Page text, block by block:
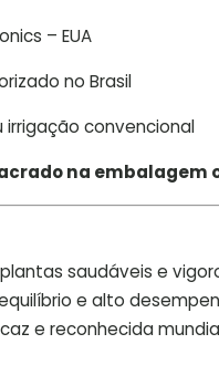
– EUA
no Brasil
irrigação convencional
na embalagem
saudáveis e
e alto
e reconhecida